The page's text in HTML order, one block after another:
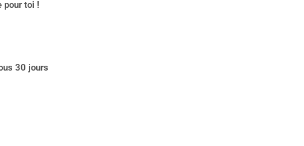
pour toi !
30 jours